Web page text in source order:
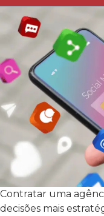
Contratar uma
decisões mais